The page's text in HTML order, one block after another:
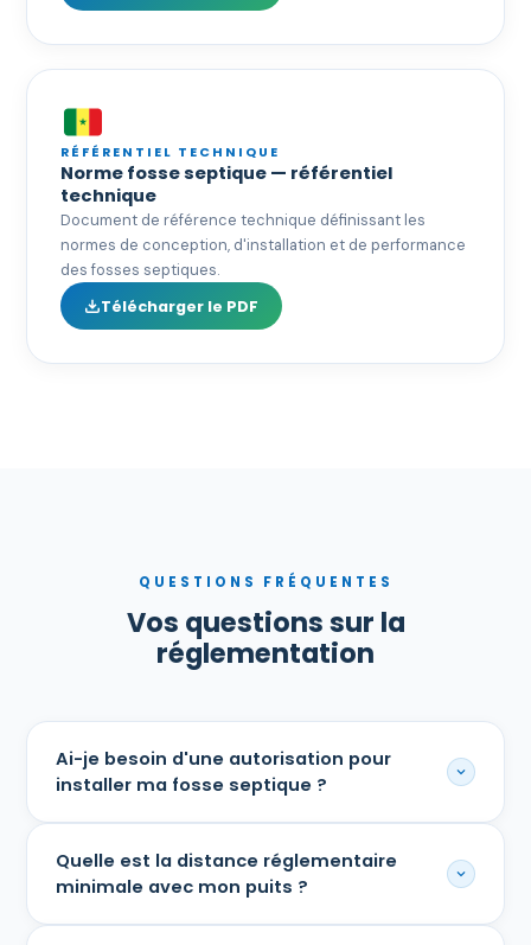
RÉFÉRENTIEL TECHNIQUE
Norme fosse septique — référentiel
technique
Document de référence technique définissant les
normes de conception, d'installation et de performance
des fosses septiques.
Télécharger le PDF
QUESTIONS FRÉQUENTES
Vos questions sur la
réglementation
Ai-je besoin d'une autorisation pour
installer ma fosse septique ?
Oui, dans la grande majorité des pays où Tx‑H2O
intervient, une autorisation préalable est obligatoire. Au
Sénégal, il faut obtenir l'accord de l'ONAS avant de
débuter les travaux. L'équipe Tx‑H2O vous accompagne
Quelle est la distance réglementaire
minimale avec mon puits ?
Les normes exigent généralement une distance minimale